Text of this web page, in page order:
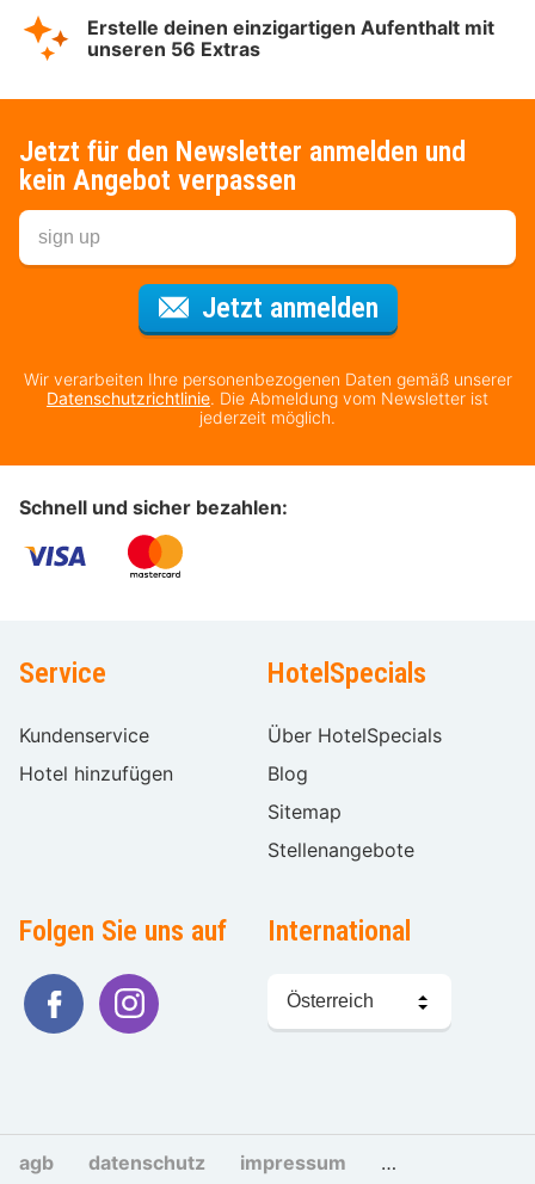
Erstelle deinen einzigartigen Aufenthalt mit
unseren 56 Extras
Jetzt für den Newsletter anmelden und
kein Angebot verpassen
Jetzt anmeldenFür den
Wir verarbeiten Ihre personenbezogenen Daten gemäß unserer
Datenschutzrichtlinie. Die Abmeldung vom Newsletter ist
jederzeit möglich.
Schnell und sicher bezahlen:
Service
Kundenservice
Hotel hinzufügen
HotelSpecials
Über HotelSpecials
Blog
Sitemap
Stellenangebote
Folgen Sie uns auf International
Sprache
wählen
agb datenschutz impressum cookies und